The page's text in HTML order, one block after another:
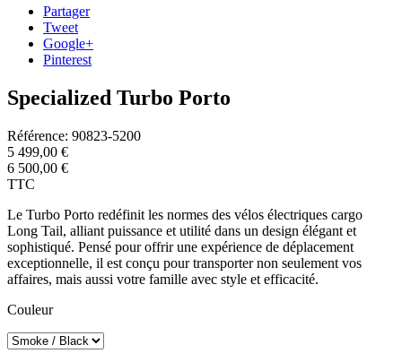
Partager
Tweet
Google+
Pinterest
Specialized Turbo Porto
Référence: 90823-5200
5 499,00 €
6 500,00 €
TTC
Le Turbo Porto redéfinit les normes des vélos électriques cargo
Long Tail, alliant puissance et utilité dans un design élégant et
sophistiqué. Pensé pour offrir une expérience de déplacement
exceptionnelle, il est conçu pour transporter non seulement vos
affaires, mais aussi votre famille avec style et efficacité.
Couleur